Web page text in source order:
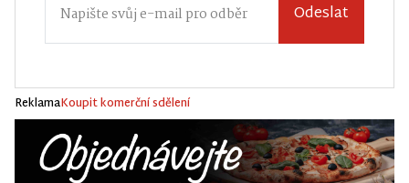
Odeslat
ReklamaKoupit komerční sdělení